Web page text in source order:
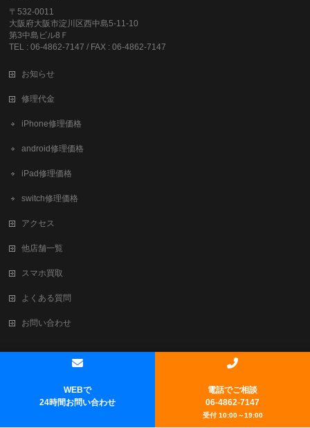
〒532-0011
大阪府大阪市淀川区西中島5-11-10
第3中島ビル8Ｆ
TEL : 06-4862-7147 / FAX : 06-4862-7147
お知らせ
修理代金
iPhone修理価格
android修理価格
iPad修理価格
switch修理価格
アクセス
他店舗一覧
スマホ買取
よくある質問
お問い合わせ
新大阪でiPhone修理・買取ならテレスマ新大阪/西中島店
Powered byWordPress Vektor,Inc.technology.
WEBで
24時間お問い合わせ
電話でご相談
06-4862-7147
受付 10:00～19:00